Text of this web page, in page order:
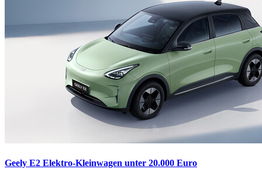
Geely E2 Elektro-Kleinwagen unter 20.000 Euro